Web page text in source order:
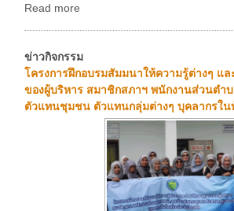
Read more
ข่าวกิจกรรม
โครงการฝึกอบรมสัมมนาให้ความรู้ต่างๆ แ
ของผู้บริหาร สมาชิกสภาฯ พนักงานส่วนตำ
ตัวแทนชุมชน ตัวแทนกลุ่มต่างๆ บุคลากรใน